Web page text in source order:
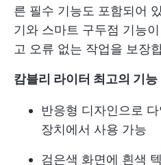
른 필수 기능도 포함되어
기와 스마트 구두점 기능
고 오류 없는 작업을 보장
캄블리 라이터 최고의 기능
반응형 디자인으로
장치에서 사용 가능
검은색 화면에 흰색